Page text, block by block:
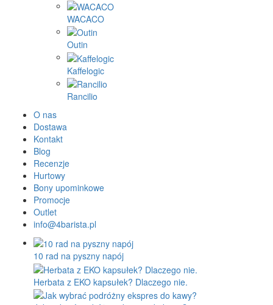
WACACO
Outin
Kaffelogic
Rancilio
O nas
Dostawa
Kontakt
Blog
Recenzje
Hurtowy
Bony upominkowe
Promocje
Outlet
info@4barista.pl
10 rad na pyszny napój
Herbata z EKO kapsułek? Dlaczego nie.